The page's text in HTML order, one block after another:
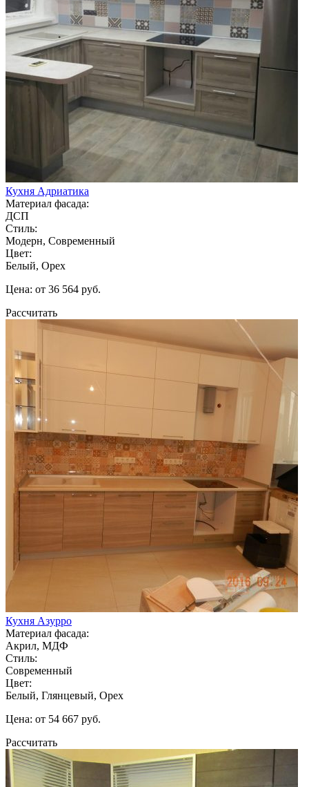
Кухня Адриатика
Материал фасада:
ДСП
Стиль:
Модерн, Современный
Цвет:
Белый, Орех
Цена: от 36 564 руб.
Рассчитать
Кухня Азурро
Материал фасада:
Акрил, МДФ
Стиль:
Современный
Цвет:
Белый, Глянцевый, Орех
Цена: от 54 667 руб.
Рассчитать